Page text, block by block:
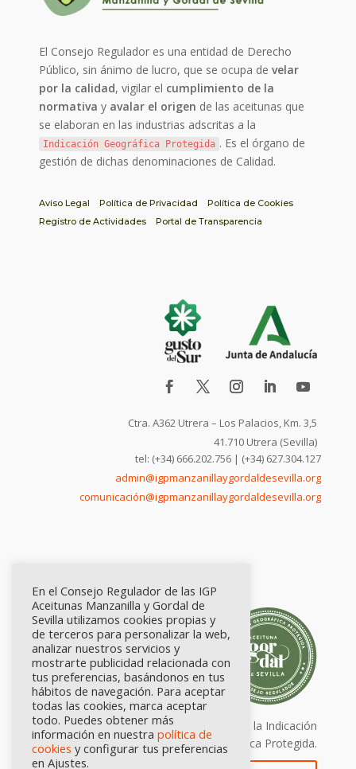
El Consejo Regulador es una entidad de Derecho
Público, sin ánimo de lucro, que se ocupa develar
por la calidad, vigilar el cumplimiento de la
normativa y avalar el origen de las aceitunas que
se elaboran en las industrias adscritas a la
Indicación Geográfica Protegida . Es el órgano de
gestión de dichas denominaciones de Calidad.
Aviso Legal Política de Privacidad
Política de Cookies
Registro de Actividades
Portal de Transparencia
Ctra. A362 Utrera – Los Palacios, Km. 3,5
41.710 Utrera (Sevilla)
tel: (+34) 666.202.756 | (+34) 627.304.127
admin@igpmanzanillaygordaldesevilla.org
comunicación@igpmanzanillaygordaldesevilla.org
Calidad certificada por Origen. Sellos de la Indicación
Geográfica Protegida.
En el Consejo Regulador de las IGP
Aceitunas Manzanilla y Gordal de
Sevilla utilizamos cookies propias y
de terceros para personalizar la web,
analizar nuestros servicios y
mostrarte publicidad relacionada con
tus preferencias, basándonos en tus
hábitos de navegación. Para aceptar
todas las cookies, marca aceptar
todo. Puedes obtener más
información en nuestra política de
cookies y configurar tus preferencias
en Ajustes.